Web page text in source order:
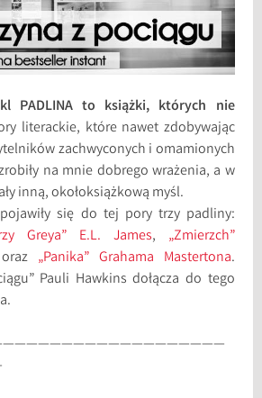
PADLINA to książki, których nie
literackie, które nawet zdobywając
zachwyconych i omamionych
na mnie dobrego wrażenia, a w
inną, okołoksiążkową myśl.
się do tej pory trzy padliny:
Greya” E.L. James, „Zmierzch”
„Panika” Grahama Mastertona.
Pauli Hawkins dołącza do tego